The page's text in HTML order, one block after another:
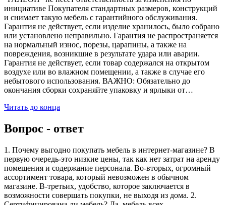
инициативе Покупателя стандартных размеров, конструкций
и снимает такую мебель с гарантийного обслуживания.
Гарантия не действует, если изделие хранилось, было собрано
или установлено неправильно. Гарантия не распространяется
на нормальный износ, порезы, царапины, а также на
повреждения, возникшие в результате удара или аварии.
Гарантия не действует, если товар содержался на открытом
воздухе или во влажном помещении, а также в случае его
небытового использования. ВАЖНО: Обязательно до
окончания сборки сохраняйте упаковку и ярлыки от…
Читать до конца
Вопрос - ответ
1. Почему выгодно покупать мебель в интернет-магазине? В
первую очередь-это низкие цены, так как нет затрат на аренду
помещения и содержание персонала. Во-вторых, огромный
ассортимент товара, который невозможен в обычном
магазине. В-третьих, удобство, которое заключается в
возможности совершать покупки, не выходя из дома. 2.